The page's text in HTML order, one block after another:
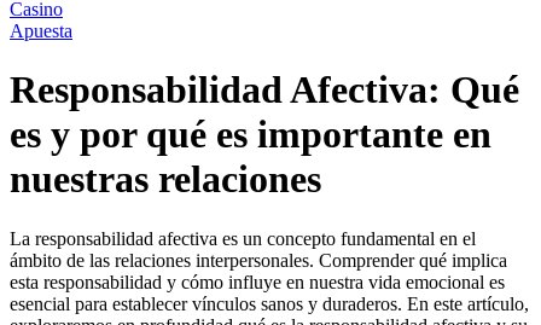
Casino
Apuesta
Responsabilidad Afectiva: Qué
es y por qué es importante en
nuestras relaciones
La responsabilidad afectiva es un concepto fundamental en el
ámbito de las relaciones interpersonales. Comprender qué implica
esta responsabilidad y cómo influye en nuestra vida emocional es
esencial para establecer vínculos sanos y duraderos. En este artículo,